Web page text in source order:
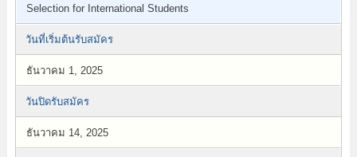
Selection for International Students
วันที่เริ่มต้นรับสมัคร
ธันวาคม 1, 2025
วันปิดรับสมัคร
ธันวาคม 14, 2025